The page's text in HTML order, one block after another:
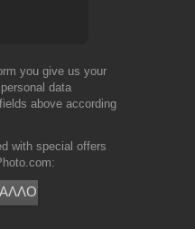
you give us your
data
above according
with special offers